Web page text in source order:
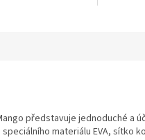
představuje jednoduché
materiálu EVA, sítko